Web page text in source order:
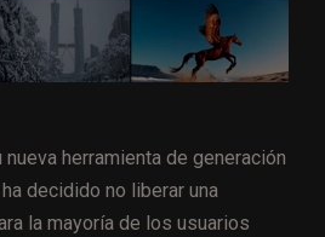
herramienta de generación
decidido no liberar una
la mayoría de los usuarios